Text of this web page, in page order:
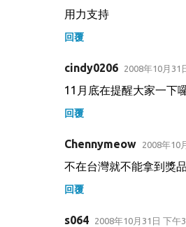
用力支持
回覆
cindy0206 2008年10月31
11月底在提醒大家一下
回覆
Chennymeow 2008年10
不在台灣就不能拿到獎
回覆
s064 2008年10月31日 下午